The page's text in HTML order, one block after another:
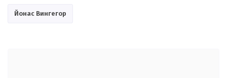
Йонас Вингегор